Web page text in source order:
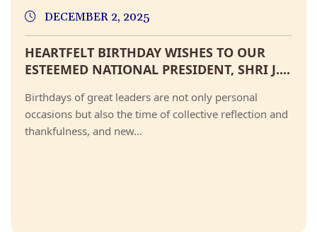
DECEMBER 2, 2025
HEARTFELT BIRTHDAY WISHES TO OUR
ESTEEMED NATIONAL PRESIDENT, SHRI J....
Birthdays of great leaders are not only personal
occasions but also the time of collective reflection and
thankfulness, and new...